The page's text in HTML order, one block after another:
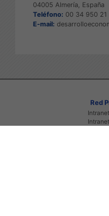
04005 Almería, España
Teléfono: 00 34 950 21
E-mail:
Red